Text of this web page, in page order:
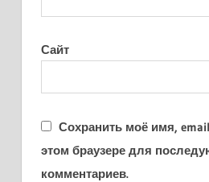
Сайт
Сохранить моё имя,
этом браузере для
комментариев.